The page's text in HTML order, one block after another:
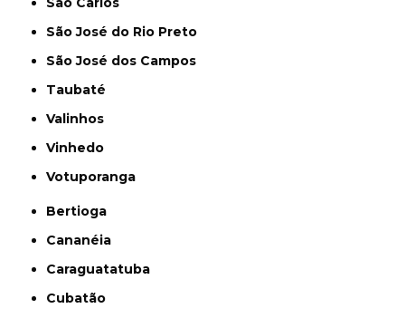
São José do Rio Preto
São José dos Campos
Taubaté
Valinhos
Vinhedo
Votuporanga
Bertioga
Cananéia
Caraguatatuba
Cubatão